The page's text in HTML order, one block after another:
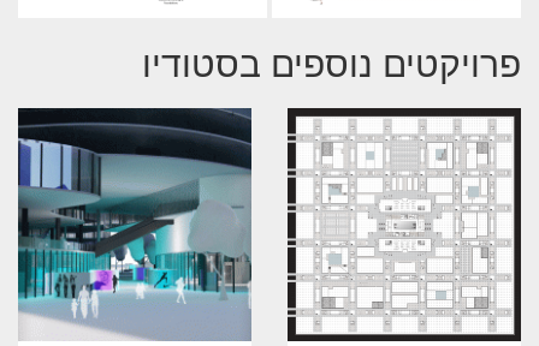
פרויקטים נוספים בסטודיו